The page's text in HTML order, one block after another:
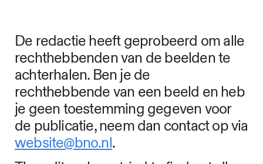
De redactie heeft geprobeerd om alle
rechthebbenden van de beelden te
achterhalen. Ben je de
rechthebbende van een beeld en heb
je geen toestemming gegeven voor
de publicatie, neem dan contact op via
website@bno.nl.